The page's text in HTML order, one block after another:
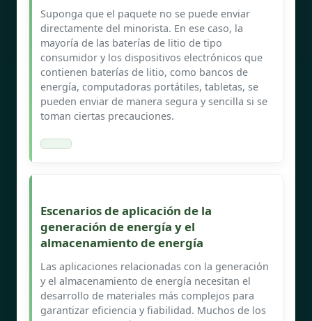
Suponga que el paquete no se puede enviar
directamente del minorista. En ese caso, la
mayoría de las baterías de litio de tipo
consumidor y los dispositivos electrónicos que
contienen baterías de litio, como bancos de
energía, computadoras portátiles, tabletas, se
pueden enviar de manera segura y sencilla si se
toman ciertas precauciones.
Escenarios de aplicación de la
generación de energía y el
almacenamiento de energía
Las aplicaciones relacionadas con la generación
y el almacenamiento de energía necesitan el
desarrollo de materiales más complejos para
garantizar eficiencia y fiabilidad. Muchos de los